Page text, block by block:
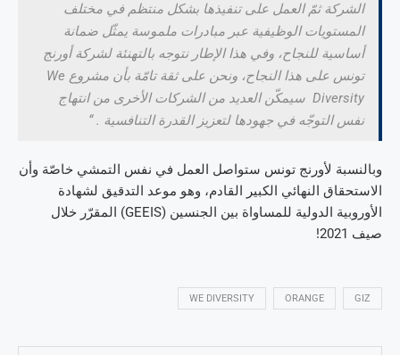
الشركة ثمّ العمل على تنفيذها بشكل منتظم في مختلف
المستويات الوظيفية عبر مبادرات ملموسة يمثّل ضمانة
أساسية للنجاح، وفي هذا الإطار نتوجه بالتهنئة لشركة أورنج
تونس على هذا النجاح، ونحن على ثقة تامّة بأن مشروع We
Diversity سيمكّن العديد من الشركات الأخرى من انتهاج
نفس التوجّه في جهودها لتعزيز القدرة التنافسية . “
وبالنسبة لأورنج تونس ستواصل العمل في نفس التمشي خاصّة وأن
الاستحقاق النهائي الكبير القادم، وهو موعد التدقيق لشهادة
الأوروبية الدولية للمساواة بين الجنسين (GEEIS) المقرّر خلال
صيف 2021!
GIZ
ORANGE
WE DIVERSITY